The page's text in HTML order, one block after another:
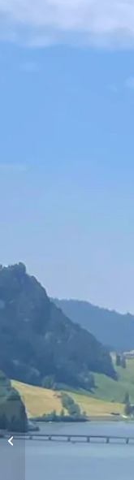
Vols d’altitude